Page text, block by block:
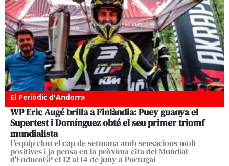
El Periòdic d'Andorra
WP Eric Augé brilla a Finlàndia: Puey guanya el
Supertest i Domínguez obté el seu primer triomf
mundialista
L'equip clou el cap de setmana amb sensacions molt
positives i ja pensa en la pròxima cita del Mundial
d'EnduroGP el 12 al 14 de juny a Portugal